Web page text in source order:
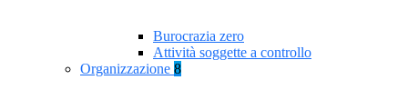
Burocrazia zero
Attività soggette a controllo
Organizzazione 8